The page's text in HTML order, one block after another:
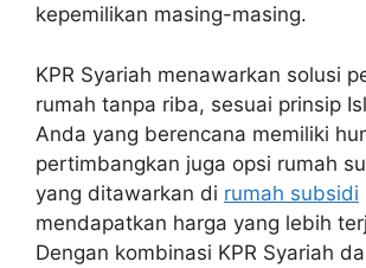
kepemilikan masing-masing.
KPR Syariah menawarkan solusi
rumah tanpa riba, sesuai prinsip
Anda yang berencana memiliki
pertimbangkan juga opsi rumah
yang ditawarkan di rumah subsidi
mendapatkan harga yang lebih
Dengan kombinasi KPR Syariah